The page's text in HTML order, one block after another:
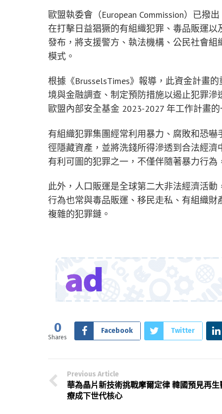
歐盟執委會（European Commission）已撥
在打擊日益猖獗的有組織犯罪、毒品販運
發布，將支援警方、執法機構、公民社會
模式。
根據《BrusselsTimes》報導，此資金計畫
境與金融調查、制定預防措施以遏止犯罪
歐盟內部安全基金 2023-2027 年工作計畫
有組織犯罪集團經常利用暴力、腐敗和恐
徑隱藏資產，並將洗錢所得滲透到合法經
有利可圖的犯罪之一，不僅伴隨著暴力行
此外，人口販運是全球第二大非法經濟活
行為也常與毒品販運、移民走私、有組織
複雜的犯罪鏈。
0
Shares
Facebook Twitter
Previous Article
華為晶片新技術挑戰摩爾定律 韓國預見再生
療成下世代核心